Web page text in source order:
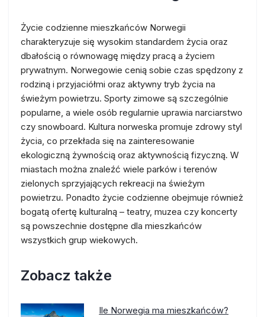
Życie codzienne mieszkańców Norwegii
charakteryzuje się wysokim standardem życia oraz
dbałością o równowagę między pracą a życiem
prywatnym. Norwegowie cenią sobie czas spędzony z
rodziną i przyjaciółmi oraz aktywny tryb życia na
świeżym powietrzu. Sporty zimowe są szczególnie
popularne, a wiele osób regularnie uprawia narciarstwo
czy snowboard. Kultura norweska promuje zdrowy styl
życia, co przekłada się na zainteresowanie
ekologiczną żywnością oraz aktywnością fizyczną. W
miastach można znaleźć wiele parków i terenów
zielonych sprzyjających rekreacji na świeżym
powietrzu. Ponadto życie codzienne obejmuje również
bogatą ofertę kulturalną – teatry, muzea czy koncerty
są powszechnie dostępne dla mieszkańców
wszystkich grup wiekowych.
Zobacz także
Ile Norwegia ma mieszkańców?